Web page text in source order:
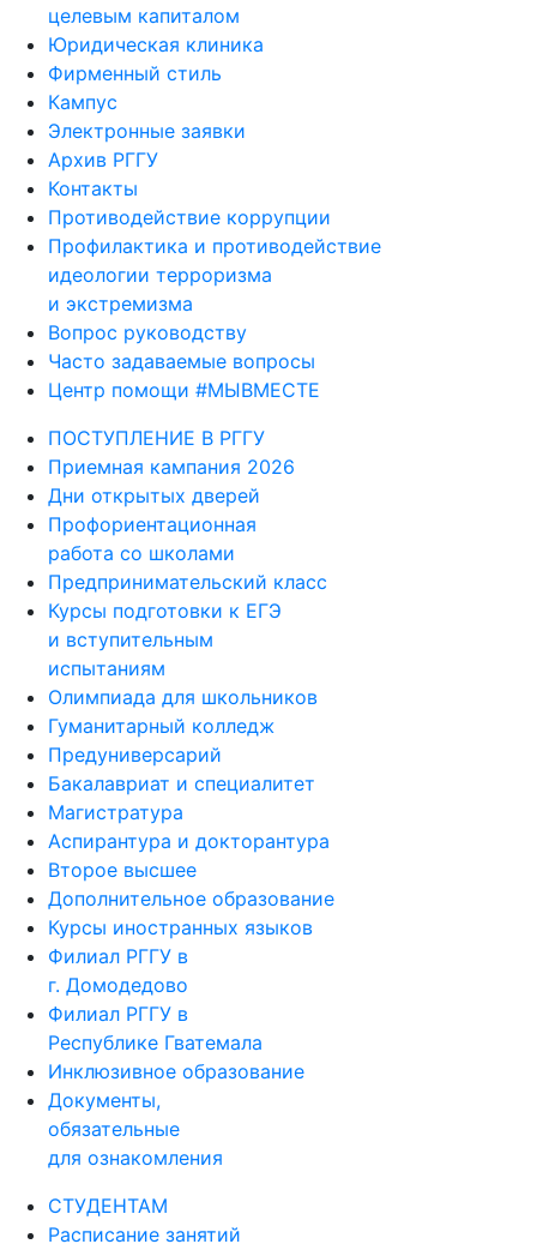
целевым капиталом
Юридическая клиника
Фирменный стиль
Кампус
Электронные заявки
Архив РГГУ
Контакты
Противодействие коррупции
Профилактика и противодействие
идеологии терроризма
и экстремизма
Вопрос руководству
Часто задаваемые вопросы
Центр помощи #МЫВМЕСТЕ
ПОСТУПЛЕНИЕ В РГГУ
Приемная кампания 2026
Дни открытых дверей
Профориентационная
работа со школами
Предпринимательский класс
Курсы подготовки к ЕГЭ
и вступительным
испытаниям
Олимпиада для школьников
Гуманитарный колледж
Предуниверсарий
Бакалавриат и специалитет
Магистратура
Аспирантура и докторантура
Второе высшее
Дополнительное образование
Курсы иностранных языков
Филиал РГГУ в
г. Домодедово
Филиал РГГУ в
Республике Гватемала
Инклюзивное образование
Документы,
обязательные
для ознакомления
СТУДЕНТАМ
Расписание занятий